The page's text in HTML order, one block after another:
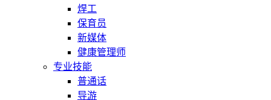
焊工
保育员
新媒体
健康管理师
专业技能
普通话
导游